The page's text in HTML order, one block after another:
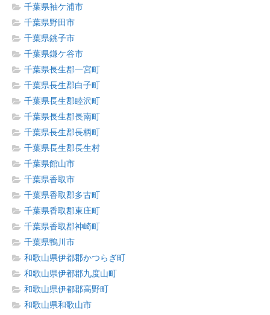
千葉県袖ケ浦市
千葉県野田市
千葉県銚子市
千葉県鎌ケ谷市
千葉県長生郡一宮町
千葉県長生郡白子町
千葉県長生郡睦沢町
千葉県長生郡長南町
千葉県長生郡長柄町
千葉県長生郡長生村
千葉県館山市
千葉県香取市
千葉県香取郡多古町
千葉県香取郡東庄町
千葉県香取郡神崎町
千葉県鴨川市
和歌山県伊都郡かつらぎ町
和歌山県伊都郡九度山町
和歌山県伊都郡高野町
和歌山県和歌山市